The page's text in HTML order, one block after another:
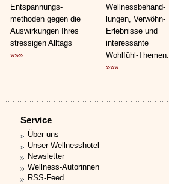
Entspannungs­
methoden gegen die
Auswirkungen Ihres
stressigen Alltags
»»»
Wellnessbehand­
lungen, Verwöhn-
Erlebnisse und
interessante
Wohlfühl-Themen.
»»»
Service
Über uns
Unser Wellnesshotel
Newsletter
Wellness-Autorinnen
RSS-Feed